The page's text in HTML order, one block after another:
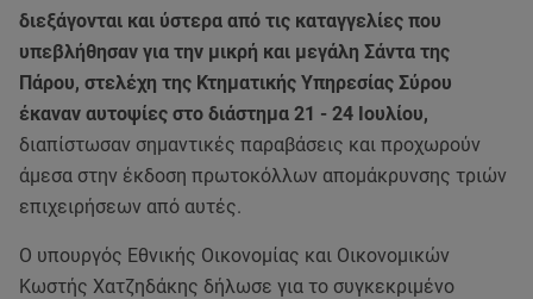
διεξάγονται και ύστερα από τις καταγγελίες που
υπεβλήθησαν για την μικρή και μεγάλη Σάντα της
Πάρου, στελέχη της Κτηματικής Υπηρεσίας Σύρου
έκαναν αυτοψίες στο διάστημα 21 - 24 Ιουλίου,
διαπίστωσαν σημαντικές παραβάσεις και προχωρούν
άμεσα στην έκδοση πρωτοκόλλων απομάκρυνσης τριών
επιχειρήσεων από αυτές.
Ο υπουργός Εθνικής Οικονομίας και Οικονομικών
Κωστής Χατζηδάκης δήλωσε για το συγκεκριμένο